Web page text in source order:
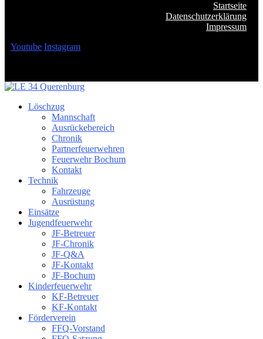
Startseite
Datenschutzerklärung
Impressum
Youtube Instagram
Löschzug
Mannschaft
Ausrückebereich
Chronik
Partnerfeuerwehren
Feuerwehr Bochum
Kontakt
Technik
Fahrzeuge
Ausrüstung
Einsätze
Jugendfeuerwehr
JF-Betreuer
JF-Chronik
JF-Q&A
JF-Kontakt
JF-Bochum
Kinderfeuerwehr
KF-Betreuer
KF-Kontakt
Förderverein
FFQ-Vorstand